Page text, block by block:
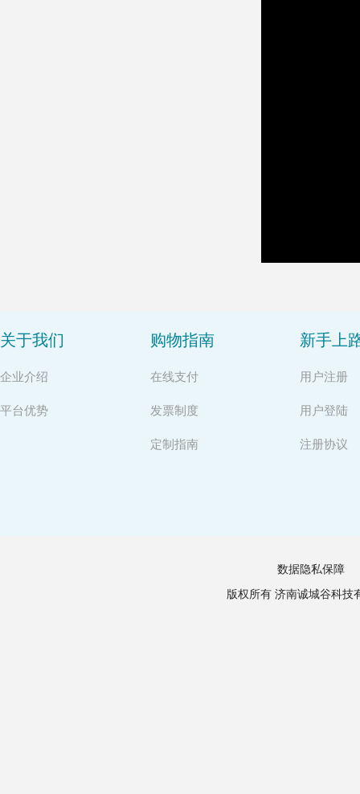
关于我们
企业介绍
平台优势
购物指南
在线支付
发票制度
定制指南
新手上
用户注册
用户登陆
注册协议
数据隐私保障
版权所有 济南诚城谷科技